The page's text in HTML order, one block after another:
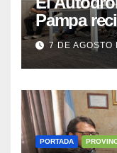
Pampa
Race y
de semana
7 DE AGOSTO
PORTADA